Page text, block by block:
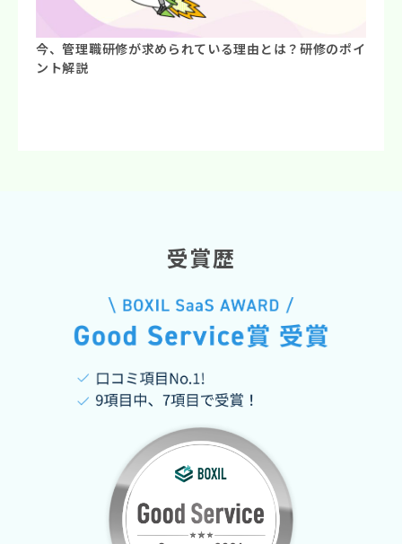
今、管理職研修が求められている理由とは？研修のポイ
ント解説
受賞歴